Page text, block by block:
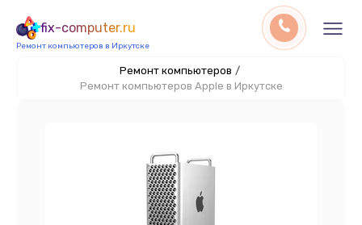
fix-computer.ru
Ремонт компьютеров в Иркутске
Ремонт компьютеров /
Ремонт компьютеров Apple в Иркутске